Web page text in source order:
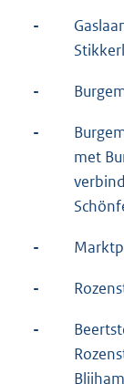
-
-
-
met
-
-
-